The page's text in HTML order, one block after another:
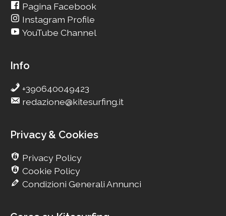
Pagina Facebook
Instagram Profile
YouTube Channel
Info
+390640049423
redazione@kitesurfing.it
Privacy & Cookies
Privacy Policy
Cookie Policy
Condizioni Generali Annunci